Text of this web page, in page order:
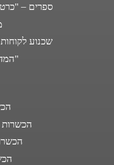
ספרים –
שכנוע
הכשרות